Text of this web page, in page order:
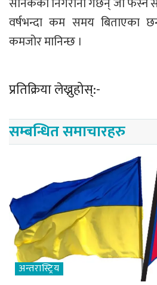
वर्षभन्दा कम समय बिताएका
कमजोर मानिन्छ ।
प्रतिक्रिया लेख्नुहोस्:-
सम्बन्धित समाचारहरु
अन्तरास्ट्रिय